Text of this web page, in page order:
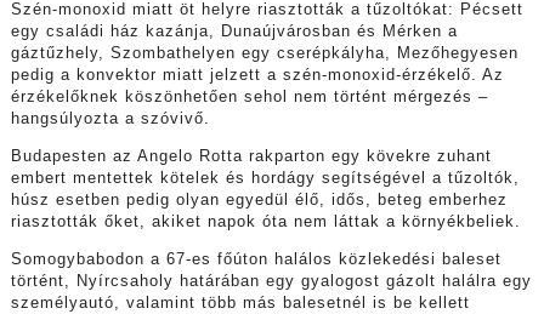
Szén-monoxid miatt öt helyre riasztották a tűzoltókat: Pécsett
egy családi ház kazánja, Dunaújvárosban és Mérken a
gáztűzhely, Szombathelyen egy cserépkályha, Mezőhegyesen
pedig a konvektor miatt jelzett a szén-monoxid-érzékelő. Az
érzékelőknek köszönhetően sehol nem történt mérgezés –
hangsúlyozta a szóvivő.
Budapesten az Angelo Rotta rakparton egy kövekre zuhant
embert mentettek kötelek és hordágy segítségével a tűzoltók,
húsz esetben pedig olyan egyedül élő, idős, beteg emberhez
riasztották őket, akiket napok óta nem láttak a környékbeliek.
Somogybabodon a 67-es főúton halálos közlekedési baleset
történt, Nyírcsaholy határában egy gyalogost gázolt halálra egy
személyautó, valamint több más balesetnél is be kellett